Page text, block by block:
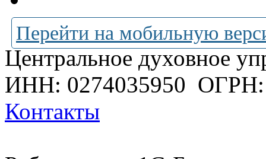
Перейти на мобильную
Центральное духовное
ИНН: 0274035950 ОГРН:
Контакты